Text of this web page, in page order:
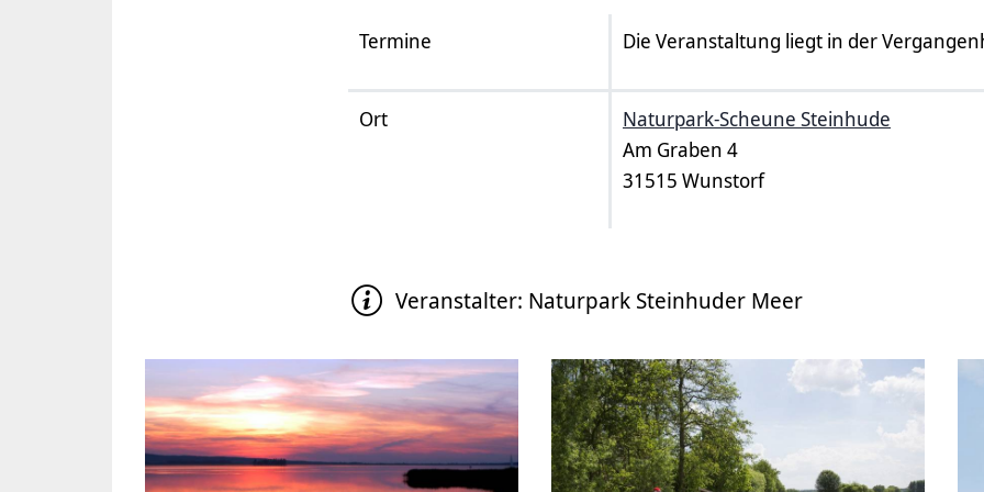
Termine Die Veranstaltung liegt in der
Ort
Naturpark-Scheune Steinhude
Am Graben 4
31515 Wunstorf
Veranstalter: Naturpark Steinhuder Meer